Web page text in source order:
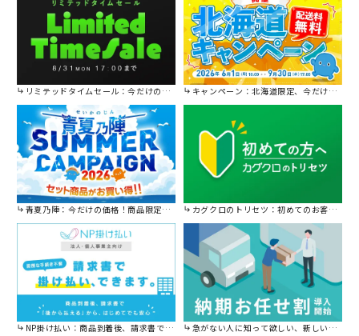
リミテッドタイムセール：今だけの限定セール。 キャンペーン：北海道限定、今だけ送料無料！
青夏乃陣：今だけの価格！商品限定セール開催中です。 カグクロのトリセツ：初めてのお客様はこちら。
NP掛け払い：商品到着後、請求書で後から払えます。 急がない人に知って欲しい、新しい割引を始めました。